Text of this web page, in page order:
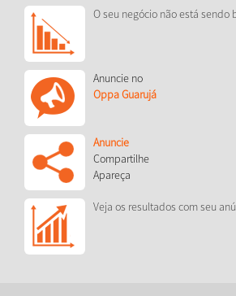
O seu negócio não está sendo
Anuncie no
Oppa Guarujá
Anuncie
Compartilhe
Apareça
Veja os resultados com seu